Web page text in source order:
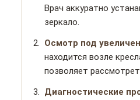
Врач аккуратно
зеркало.
Осмотр под
находится возле
позволяет
Диагностические